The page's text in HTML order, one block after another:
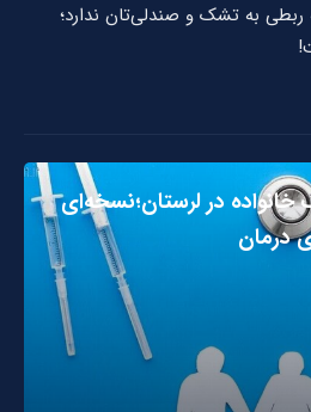
ربطی به تشک و صندلی‌تان ندارد؛
در لرستان؛نسخه‌ای
درمان